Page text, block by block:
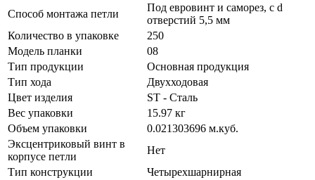
Способ монтажа петли
Под евровинт и саморез, с d
отверстий 5,5 мм
Количество в упаковке
250
Модель планки
08
Тип продукции
Основная продукция
Тип хода
Двухходовая
Цвет изделия
ST - Сталь
Вес упаковки
15.97 кг
Объем упаковки
0.021303696 м.куб.
Эксцентриковый винт в
корпусе петли
Нет
Тип конструкции
Четырехшарнирная